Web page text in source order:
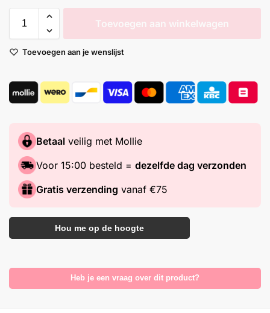
Toevoegen aan winkelwagen
Toevoegen aan je wenslijst
Betaal veilig met Mollie
Voor 15:00 besteld = dezelfde dag verzonden
Gratis verzending vanaf €75
Hou me op de hoogte
Heb je een vraag over dit product?